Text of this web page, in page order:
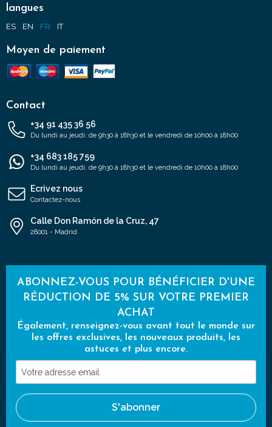
langues
ES EN FR IT
Moyen de paiement
Contact
+34 91 435 36 56
Du lundi au jeudi: de 9h30 à 18h30 et le vendredi de 10h00 à 18h00
+34 683 185 759
Du lundi au jeudi: de 9h30 à 18h30 et le vendredi de 10h00 à 18h00
Ecrivez nous
Contactez-nous
Calle Don Ramón de la Cruz, 47
28001 - Madrid
ABONNEZ-VOUS POUR BÉNÉFICIER D'UNE
RÉDUCTION DE 5% SUR VOTRE PREMIER
ACHAT
Également, renseignez-vous avant tout le monde sur
les offres exclusives, les nouveaux produits, les
astuces et plus encore.
Votre
adresse
email
S'abonner